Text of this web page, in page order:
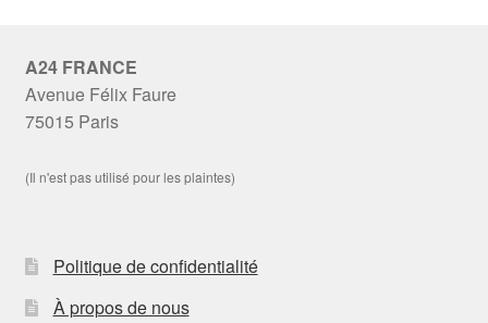
A24 FRANCE
Avenue Félix Faure
75015 Paris
(Il n'est pas utilisé pour les plaintes)
Politique de confidentialité
À propos de nous